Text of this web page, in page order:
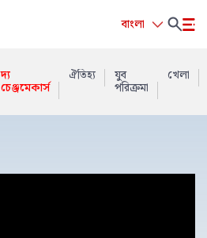
বাংলা
দ্য
চেঞ্জমেকার্স
ঐতিহ্য যুব
পরিক্রমা
খেলা